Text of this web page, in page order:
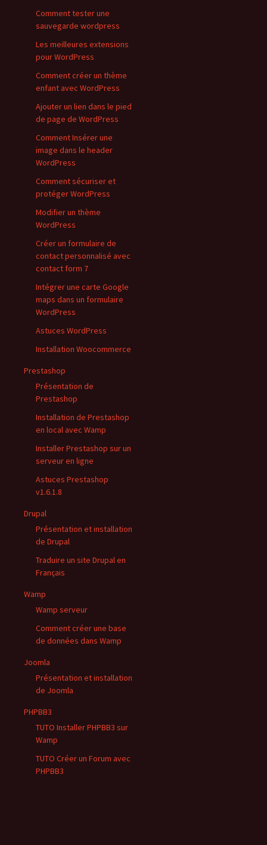
Comment tester une
sauvegarde wordpress
Les meilleures extensions
pour WordPress
Comment créer un thème
enfant avec WordPress
Ajouter un lien dans le pied
de page de WordPress
Comment Insérer une
image dans le header
WordPress
Comment sécuriser et
protéger WordPress
Modifier un thème
WordPress
Créer un formulaire de
contact personnalisé avec
contact form 7
Intégrer une carte Google
maps dans un formulaire
WordPress
Astuces WordPress
Installation Woocommerce
Prestashop
Présentation de
Prestashop
Installation de Prestashop
en local avec Wamp
Installer Prestashop sur un
serveur en ligne
Astuces Prestashop
v1.6.1.8
Drupal
Présentation et installation
de Drupal
Traduire un site Drupal en
Français
Wamp
Wamp serveur
Comment créer une base
de données dans Wamp
Joomla
Présentation et installation
de Joomla
PHPBB3
TUTO Installer PHPBB3 sur
Wamp
TUTO Créer un Forum avec
PHPBB3